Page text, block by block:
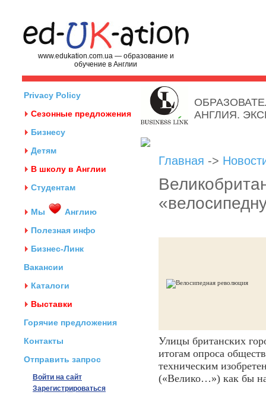
www.edukation.com.ua — образование и
обучение в Англии
Privacy Policy
Сезонные предложения
Бизнесу
Детям
В школу в Англии
Студентам
Мы
Англию
Полезная инфо
Бизнес-Линк
Вакансии
Каталоги
Выставки
Горячие предложения
Контакты
Отправить запрос
Войти на сайт
Зарегистрироваться
АНГЛИЯ.
Главная ->
Улицы британских
итогам опроса
техническим
(«Велико…») как бы